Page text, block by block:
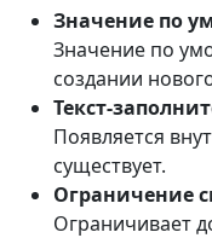
Значение по
Значение по
создании
Текст-
Появляется
существует.
Ограничение
Ограничивает